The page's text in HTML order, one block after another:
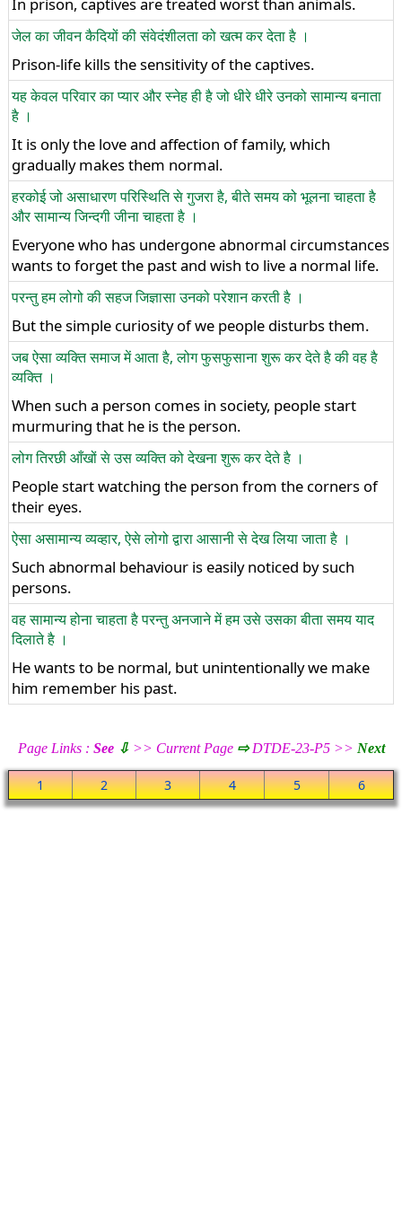
जेल का जीवन कैदियों की संवेदंशीलता को खत्म कर देता है ।
Prison-life kills the sensitivity of the captives.
यह केवल परिवार का प्यार और स्नेह ही है जो धीरे धीरे उनको सामान्य बनाता
है ।
It is only the love and affection of family, which
gradually makes them normal.
हरकोई जो असाधारण परिस्थिति से गुजरा है, बीते समय को भूलना चाहता है
और सामान्य जिन्दगी जीना चाहता है ।
Everyone who has undergone abnormal circumstances
wants to forget the past and wish to live a normal life.
परन्तु हम लोगो की सहज जिज्ञासा उनको परेशान करती है ।
But the simple curiosity of we people disturbs them.
जब ऐसा व्यक्ति समाज में आता है, लोग फुसफुसाना शुरू कर देते है की वह है
व्यक्ति ।
When such a person comes in society, people start
murmuring that he is the person.
लोग तिरछी आँखों से उस व्यक्ति को देखना शुरू कर देते है ।
People start watching the person from the corners of
their eyes.
ऐसा असामान्य व्यव्हार, ऐसे लोगो द्वारा आसानी से देख लिया जाता है ।
Such abnormal behaviour is easily noticed by such
persons.
वह सामान्य होना चाहता है परन्तु अनजाने में हम उसे उसका बीता समय याद
दिलाते है ।
He wants to be normal, but unintentionally we make
him remember his past.
Page Links : See ⇩>> Current Page ⇨DTDE-23-P5 >> Next
1 2 3 4 5 6